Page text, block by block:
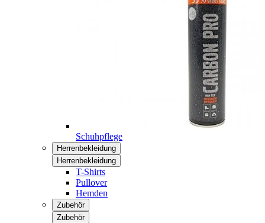
Schuhpflege
Herrenbekleidung
Herrenbekleidung
T-Shirts
Pullover
Hemden
Zubehör
Zubehör